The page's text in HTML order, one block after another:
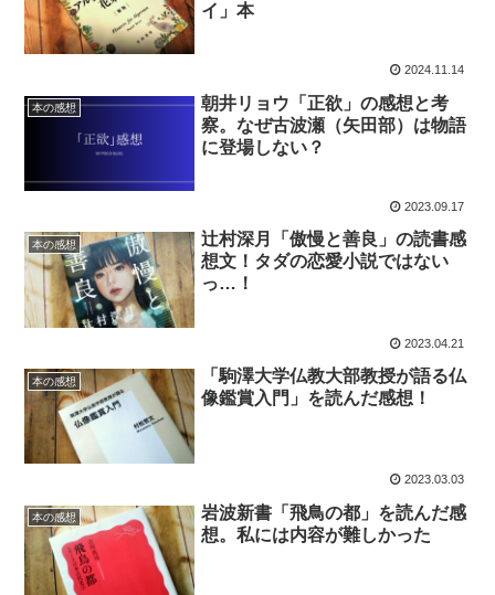
イ」本
2024.11.14
本の感想
朝井リョウ「正欲」の感想と考
察。なぜ古波瀬（矢田部）は物語
に登場しない？
2023.09.17
本の感想
辻村深月「傲慢と善良」の読書感
想文！タダの恋愛小説ではない
っ…！
2023.04.21
本の感想
「駒澤大学仏教大部教授が語る仏
像鑑賞入門」を読んだ感想！
2023.03.03
本の感想
岩波新書「飛鳥の都」を読んだ感
想。私には内容が難しかった